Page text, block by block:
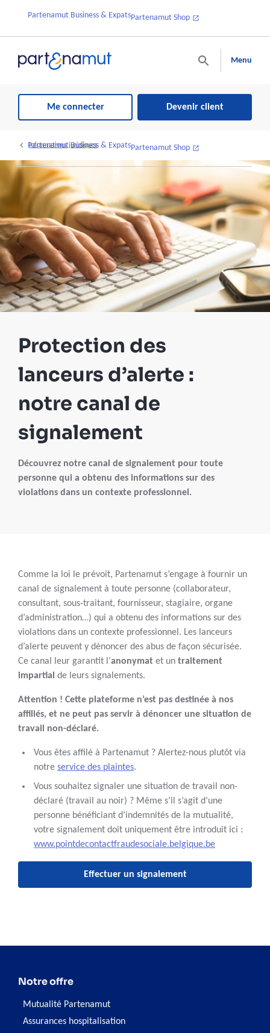
Partenamut Business & ExpatsPartenamut Shop
Menu
Me connecter Devenir client
Partenamut Business & ExpatsPartenamut Shop
Informations juridiques
Protection des
lanceurs d’alerte :
notre canal de
signalement
Découvrez notre canal de signalement pour toute
personne qui a obtenu des informations sur des
violations dans un contexte professionnel.
Comme la loi le prévoit, Partenamut s’engage à fournir un
canal de signalement à toute personne (collaborateur,
consultant, sous-traitant, fournisseur, stagiaire, organe
d’administration…) qui a obtenu des informations sur des
violations dans un contexte professionnel. Les lanceurs
d’alerte peuvent y dénoncer des abus de façon sécurisée.
Ce canal leur garantit l’anonymat et un traitement
impartial de leurs signalements.
Attention ! Cette plateforme n’est pas destinée à nos
affiliés, et ne peut pas servir à dénoncer une situation de
travail non-déclaré.
Vous êtes affilé à Partenamut ? Alertez-nous plutôt via
notre service des plaintes.
Vous souhaitez signaler une situation de travail non-
déclaré (travail au noir) ? Même s’il s’agit d’une
personne bénéficiant d’indemnités de la mutualité,
votre signalement doit uniquement être introduit ici :
www.pointdecontactfraudesociale.belgique.be
Effectuer un signalement
Notre offre
Mutualité Partenamut
Assurances hospitalisation